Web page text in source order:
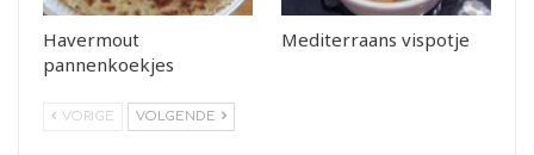
Havermout
pannenkoekjes
Mediterraans vispotje
VORIGE VOLGENDE